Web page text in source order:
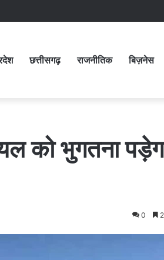
छत्तीसगढ़ राजनीतिक बिज़नेस
को भुगतना
0